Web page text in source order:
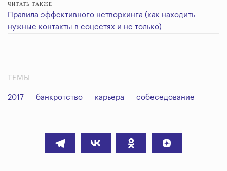
ЧИТАТЬ ТАКЖЕ
Правила эффективного нетворкинга (как находить
нужные контакты в соцсетях и не только)
ТЕМЫ
2017 банкротство карьера собеседование